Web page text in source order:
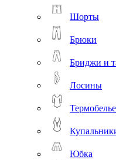
Шорты
Брюки
Бриджи и
Лосины
Термобелье
Юбка